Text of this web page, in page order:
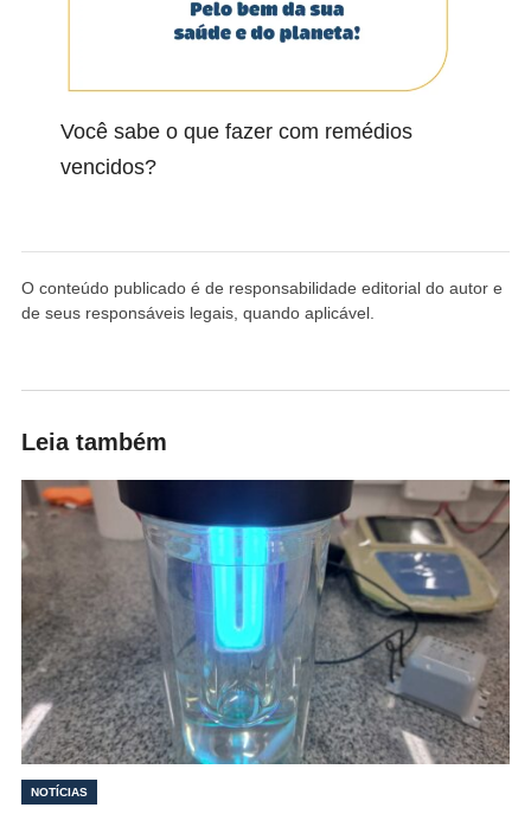
Você sabe o que fazer com remédios
vencidos?
O conteúdo publicado é de responsabilidade editorial do autor e
de seus responsáveis legais, quando aplicável.
Leia também
NOTÍCIAS